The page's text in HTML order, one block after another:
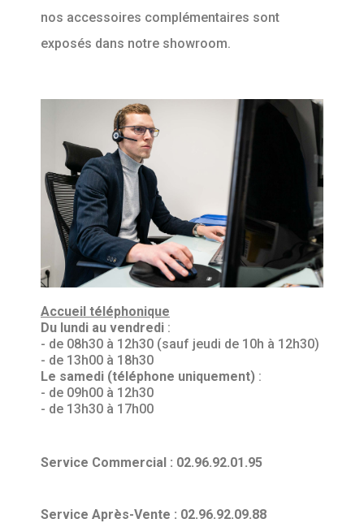
nos accessoires complémentaires sont
exposés dans notre showroom.
Accueil téléphonique
Du lundi au vendredi :
- de 08h30 à 12h30 (sauf jeudi de 10h à 12h30)
- de 13h00 à 18h30
Le samedi (téléphone uniquement) :
- de 09h00 à 12h30
- de 13h30 à 17h00
Service Commercial : 02.96.92.01.95
Service Après-Vente : 02.96.92.09.88